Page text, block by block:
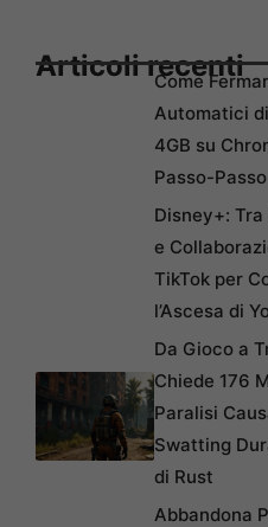
Articoli recenti
Come
Automatici
4GB su
Passo-Passo
Disney+:
e
TikTok per
l’Ascesa di
Da Gioco a
Chiede 176
Paralisi
Swatting
di Rust
Abbandona